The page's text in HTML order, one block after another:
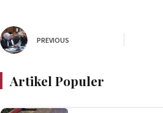
PREVIOUS
Artikel Populer